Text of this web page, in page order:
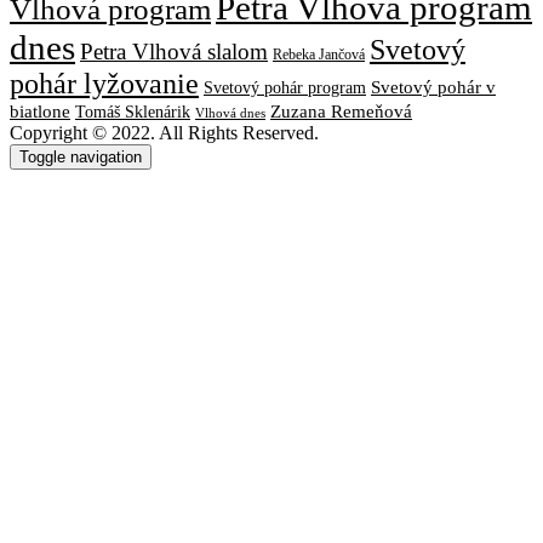
Vlhová program
dnesPetra Vlhová slalom Rebeka Jančová Svetový
pohár lyžovanie Svetový pohár program Svetový pohár v
biatlone Tomáš Sklenárik Vlhová dnes Zuzana Remeňová
Copyright © 2022. All Rights Reserved.
Toggle navigation